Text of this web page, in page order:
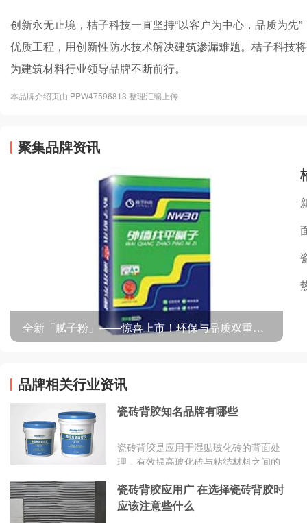
创新永无止境，桔子科技一直坚持“以客户为中心，品质为
优质工程，用创新性防水技术解决建筑渗漏难题。桔子科技
为建筑材料行业领导品牌不断前行。
本品牌介绍页由 PPW47596813 整理汇编上传
聚集品牌资讯
全新「腻子粉」——惊喜上市！环保与品质双重体验！
品牌相关行业资讯
瓷砖背胶知名品牌有哪些
瓷砖背胶是应用于湿贴玻化砖的背面处
理，有效提高玻化砖与粘结材料之间的
鼓、脱落问题。目前市面上的瓷砖背胶
琳琅满目，各种样式，品牌也有很多，
瓷砖背胶应用广 在选择瓷砖背胶时
应该注意些什么